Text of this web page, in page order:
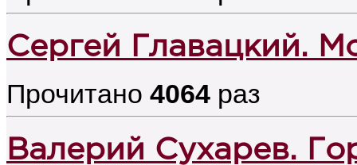
Сергей Главацкий.
Прочитано 4064 раз
Валерий Сухарев.